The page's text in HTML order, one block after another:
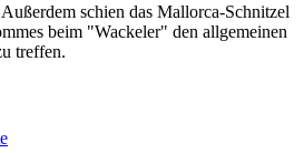
schien das Mallorca-Schnitzel
beim "Wackeler" den allgemeinen
treffen.